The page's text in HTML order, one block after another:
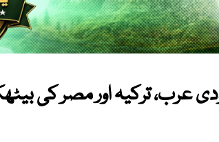
عرب، ترکیہ اور مصر کی